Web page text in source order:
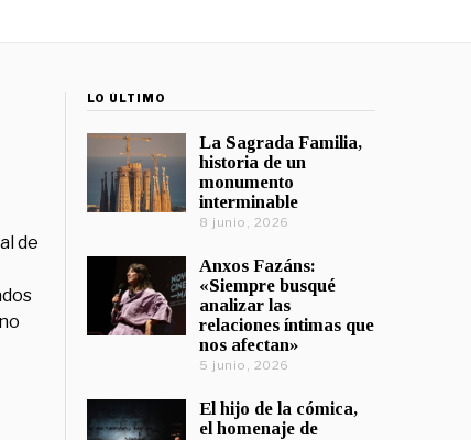
de
LO ÚLTIMO
La Sagrada Familia,
historia de un
monumento
interminable
8 junio, 2026
Anxos Fazáns:
«Siempre busqué
analizar las
relaciones íntimas que
nos afectan»
5 junio, 2026
El hijo de la cómica,
el homenaje de